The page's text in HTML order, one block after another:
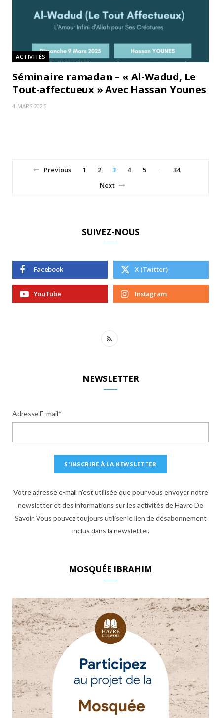
ACTIVITÉS
Séminaire ramadan – « Al-Wadud, Le
Tout-affectueux » Avec Hassan Younes
4 MARS 2025
Previous 1 2 3 4 5
34
Next
SUIVEZ-NOUS
Facebook X (Twitter)
YouTube Instagram
R
NEWSLETTER
Adresse E-mail*
Votre adresse e-mail n'est utilisée que pour vous envoyer notre
newsletter et des informations sur les activités de Havre De
Savoir. Vous pouvez toujours utiliser le lien de désabonnement
inclus dans la newsletter.
MOSQUÉE IBRAHIM